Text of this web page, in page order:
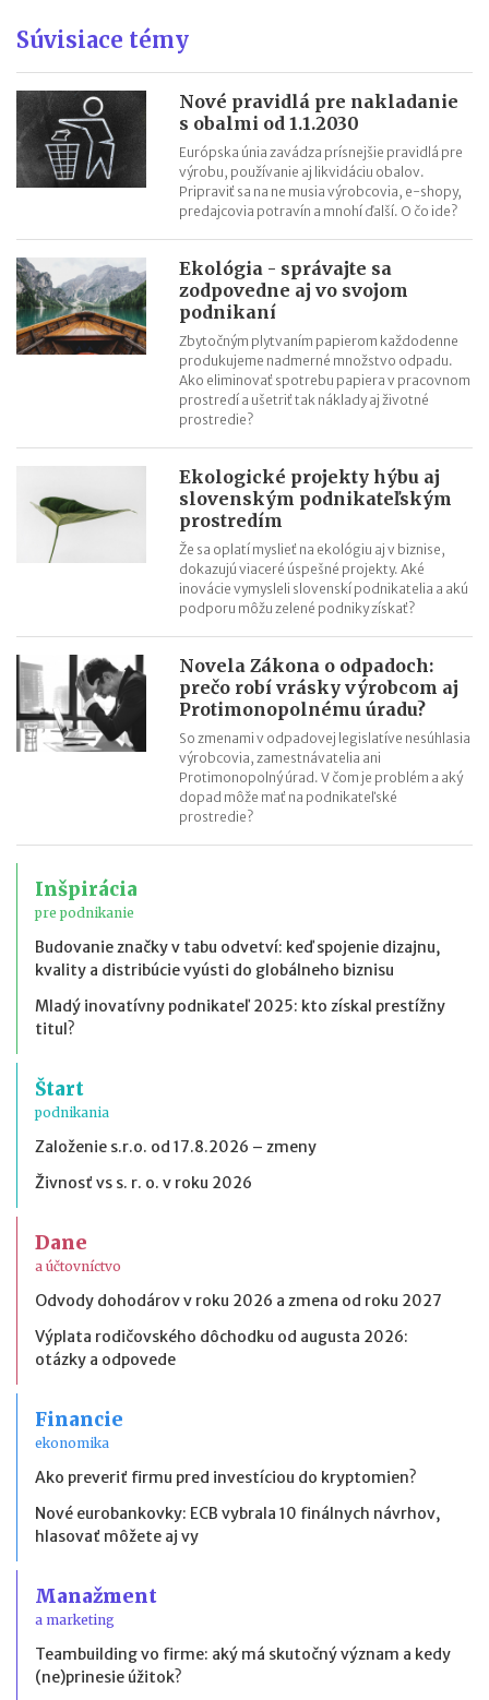
obsah
Ako tvorba obsahu nahradí prieskum trhu
Ako urobiť persóny tak, aby natívna reklama fungovala
Natívna reklama: Kedy bude váš obsah inšpirovať
Súvisiace témy
Nové pravidlá pre nakladanie
s obalmi od 1.1.2030
Európska únia zavádza prísnejšie pravidlá pre
výrobu, používanie aj likvidáciu obalov.
Pripraviť sa na ne musia výrobcovia, e-shopy,
predajcovia potravín a mnohí ďalší. O čo ide?
Ekológia - správajte sa
zodpovedne aj vo svojom
podnikaní
Zbytočným plytvaním papierom každodenne
produkujeme nadmerné množstvo odpadu.
Ako eliminovať spotrebu papiera v pracovnom
prostredí a ušetriť tak náklady aj životné
prostredie?
Ekologické projekty hýbu aj
slovenským podnikateľským
prostredím
Že sa oplatí myslieť na ekológiu aj v biznise,
dokazujú viaceré úspešné projekty. Aké
inovácie vymysleli slovenskí podnikatelia a akú
podporu môžu zelené podniky získať?
Novela Zákona o odpadoch:
prečo robí vrásky výrobcom aj
Protimonopolnému úradu?
So zmenami v odpadovej legislatíve nesúhlasia
výrobcovia, zamestnávatelia ani
Protimonopolný úrad. V čom je problém a aký
dopad môže mať na podnikateľské
prostredie?
Inšpirácia
pre podnikanie
Budovanie značky v tabu odvetví: keď spojenie dizajnu,
kvality a distribúcie vyústi do globálneho biznisu
Mladý inovatívny podnikateľ 2025: kto získal prestížny
titul?
Štart
podnikania
Založenie s.r.o. od 17.8.2026 – zmeny
Živnosť vs s. r. o. v roku 2026
Dane
a účtovníctvo
Odvody dohodárov v roku 2026 a zmena od roku 2027
Výplata rodičovského dôchodku od augusta 2026:
otázky a odpovede
Financie
ekonomika
Ako preveriť firmu pred investíciou do kryptomien?
Nové eurobankovky: ECB vybrala 10 finálnych návrhov,
hlasovať môžete aj vy
Manažment
a marketing
Teambuilding vo firme: aký má skutočný význam a kedy
(ne)prinesie úžitok?